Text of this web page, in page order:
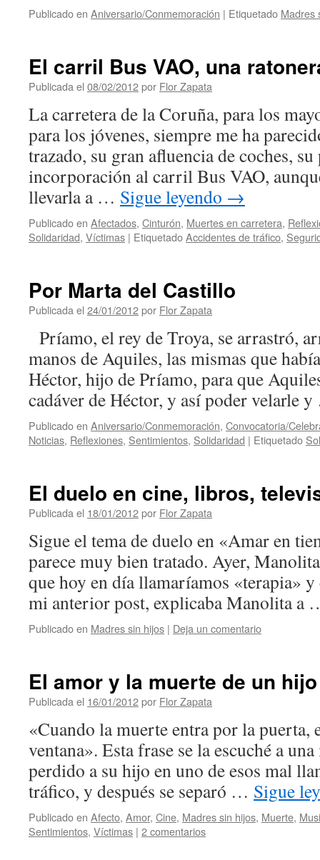
Publicado en Aniversario/Conmemoración | Etiquetado Madres
El carril Bus VAO, una
Publicada el 08/02/2012por Flor Zapata
La carretera de la Coruña, para los
para los jóvenes, siempre me ha
trazado, su gran afluencia de coches,
incorporación al carril Bus VAO,
llevarla a … Sigue leyendo →
Publicado en Afectados, Cinturón, Muertes en carretera,
Solidaridad, Víctimas | EtiquetadoAccidentes de tráfico,
Por Marta del Castillo
Publicada el 24/01/2012por Flor Zapata
Príamo, el rey de Troya, se arrastró,
manos de Aquiles, las mismas que
Héctor, hijo de Príamo, para que
cadáver de Héctor, y así poder velarle
Publicado en Aniversario/Conmemoración, Convocatoria/
Noticias, Reflexiones, Sentimientos, Solidaridad | Etiquetado
El duelo en cine, libros,
Publicada el 18/01/2012por Flor Zapata
Sigue el tema de duelo en «Amar en
parece muy bien tratado. Ayer,
que hoy en día llamaríamos «terapia»
mi anterior post, explicaba Manolita
Publicado en Madres sin hijos | Deja un comentario
El amor y la muerte de un hijo
Publicada el 16/01/2012por Flor Zapata
«Cuando la muerte entra por la puerta,
ventana». Esta frase se la escuché a
perdido a su hijo en uno de esos mal
tráfico, y después se separó … Sigue
Publicado en Afecto, Amor, Cine, Madres sin hijos, Muerte,
Sentimientos, Víctimas | 2 comentarios